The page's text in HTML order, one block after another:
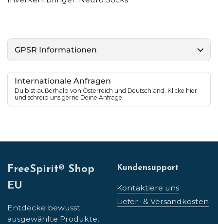
GPSR Informationen
Internationale Anfragen
Du bist außerhalb von Österreich und Deutschland. Klicke hier
und schreib uns gerne Deine Anfrage.
FreeSpirit® Shop
EU
Entdecke bewusst
ausgewählte Produkte,
Kundensupport
Kontaktiere uns
Liefer- & Versandkosten